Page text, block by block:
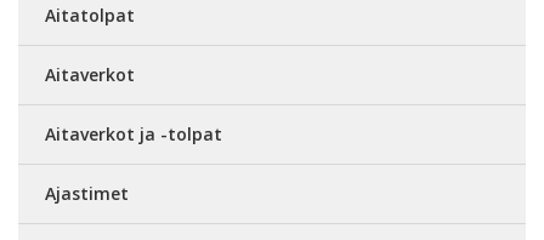
Aitatolpat
Aitaverkot
Aitaverkot ja -tolpat
Ajastimet